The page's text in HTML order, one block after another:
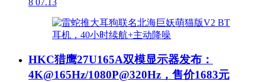
HKC猎鹰27U165A双模显示器发布：
4K@165Hz/1080P@320Hz，售价1683元